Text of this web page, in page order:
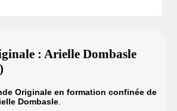
: Arielle Dombasle
Originale en formation confinée de
Dombasle